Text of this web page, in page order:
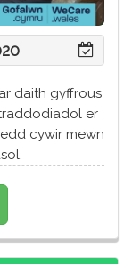
daith gyffrous
er
cywir mewn